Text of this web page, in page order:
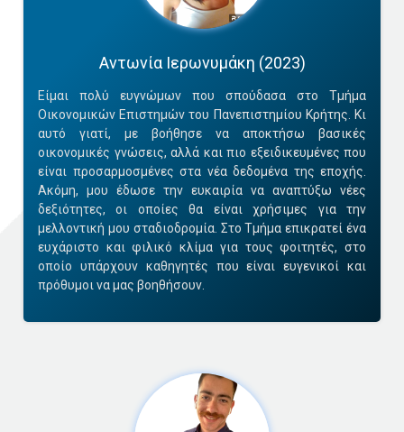
Αντωνία Ιερωνυμάκη (2023)
Είμαι πολύ ευγνώμων που σπούδασα στο Τμήμα
Οικονομικών Επιστημών του Πανεπιστημίου Κρήτης. Κι
αυτό γιατί, με βοήθησε να αποκτήσω βασικές
οικονομικές γνώσεις, αλλά και πιο εξειδικευμένες που
είναι προσαρμοσμένες στα νέα δεδομένα της εποχής.
Ακόμη, μου έδωσε την ευκαιρία να αναπτύξω νέες
δεξιότητες, οι οποίες θα είναι χρήσιμες για την
μελλοντική μου σταδιοδρομία. Στο Τμήμα επικρατεί ένα
ευχάριστο και φιλικό κλίμα για τους φοιτητές, στο
οποίο υπάρχουν καθηγητές που είναι ευγενικοί και
πρόθυμοι να μας βοηθήσουν.